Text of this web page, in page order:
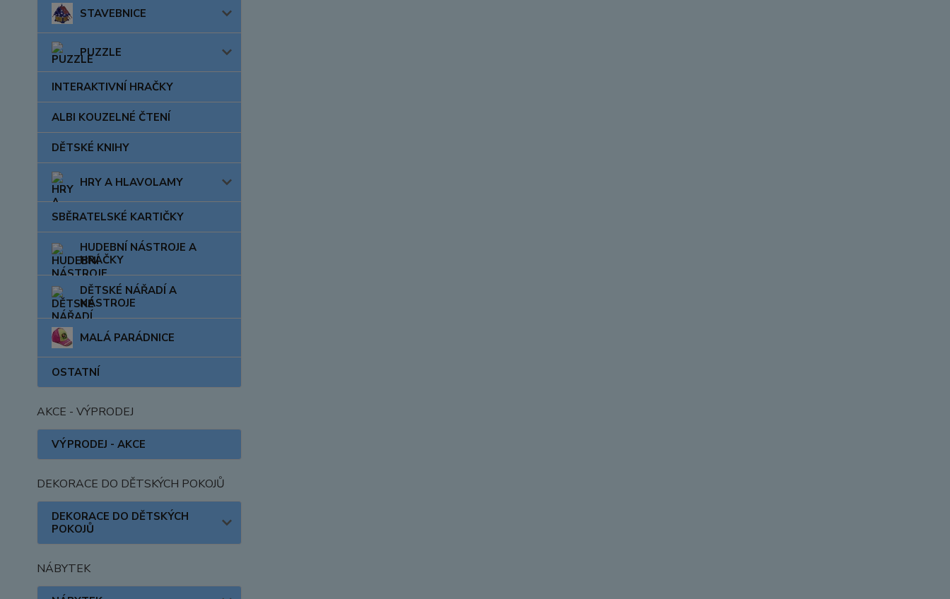
STAVEBNICE
PUZZLE
INTERAKTIVNÍ HRAČKY
ALBI KOUZELNÉ ČTENÍ
DĚTSKÉ KNIHY
HRY A HLAVOLAMY
SBĚRATELSKÉ KARTIČKY
HUDEBNÍ NÁSTROJE A
HRAČKY
DĚTSKÉ NÁŘADÍ A
NÁSTROJE
MALÁ PARÁDNICE
OSTATNÍ
AKCE - VÝPRODEJ
VÝPRODEJ - AKCE
DEKORACE DO DĚTSKÝCH POKOJŮ
DEKORACE DO DĚTSKÝCH
POKOJŮ
NÁBYTEK